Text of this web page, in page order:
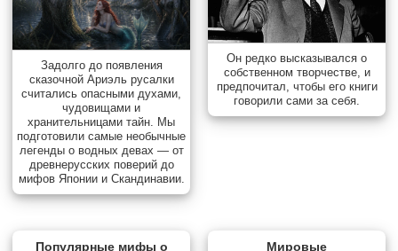
Задолго до появления
сказочной Ариэль русалки
считались опасными духами,
чудовищами и
хранительницами тайн. Мы
подготовили самые необычные
легенды о водных девах — от
древнерусских поверий до
мифов Японии и Скандинавии.
Он редко высказывался о
собственном творчестве, и
предпочитал, чтобы его книги
говорили сами за себя.
Популярные мифы о
Мировые